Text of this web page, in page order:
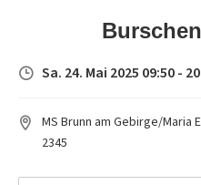
Sa. 24. Mai 2025 09:50 -
MS Brunn am Gebirge/Maria
2345